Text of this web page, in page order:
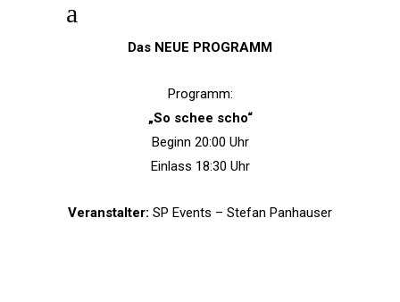
Das NEUE PROGRAMM
Programm:
„So schee scho“
Beginn 20:00 Uhr
Einlass 18:30 Uhr
Veranstalter: SP Events – Stefan Panhauser